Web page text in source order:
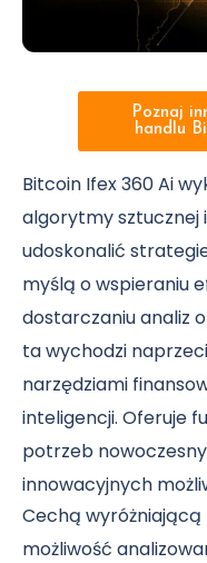
Poznaj
handlu
Bitcoin Ifex 360 Ai
algorytmy sztucznej
udoskonalić
myślą o wspieraniu
dostarczaniu analiz
ta wychodzi
narzędziami
inteligencji. Oferuje
potrzeb
innowacyjnych
Cechą wyróżniającą
możliwość